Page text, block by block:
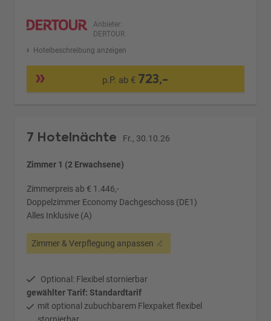
Anbieter:
DERTOUR
Hotelbeschreibung anzeigen
p.P. ab € 723,-
7 Hotelnächte Fr., 30.10.26
Zimmer 1 (2 Erwachsene)
Zimmerpreis ab € 1.446,-
Doppelzimmer Economy Dachgeschoss (DE1)
Alles Inklusive (A)
Zimmer & Verpflegung anpassen
Optional: Flexibel stornierbar
gewählter Tarif: Standardtarif
mit optional zubuchbarem Flexpaket flexibel